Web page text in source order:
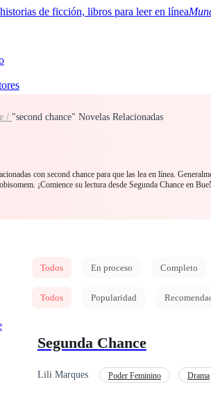
/ "second chance" Novelas Relacionadas
con second chance para que las lea en línea.
¡Comience su lectura desde Segunda Chance en
Todos En proceso Completo
Todos Popularidad
Segunda Chance
Lili Marques Poder Feminino Drama